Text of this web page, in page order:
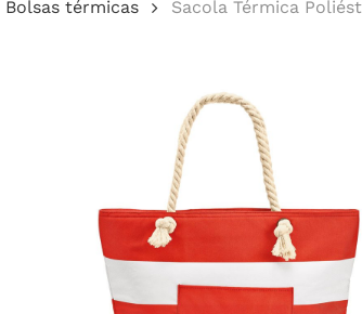
Bolsas térmicas Sacola Térmica